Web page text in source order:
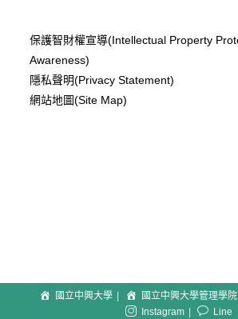
保護智財權宣導(Intellectual Property
Awareness)
隱私聲明(Privacy Statement)
網站地圖(Site Map)
國立中興大學 國立中興大學管理學院
Instagram
Line